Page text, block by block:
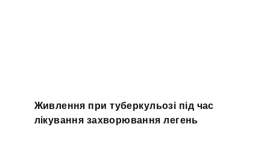
Живлення при туберкульозі під час
лікування захворювання легень